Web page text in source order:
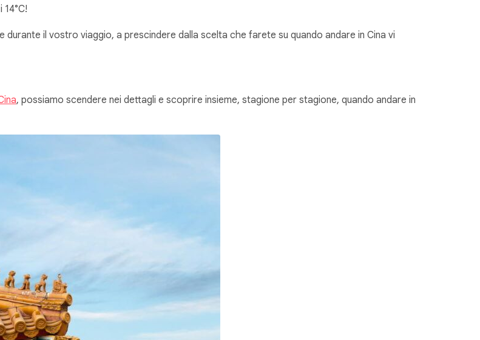
il vostro viaggio, a prescindere dalla scelta che farete su quando andare in Cina vi
, possiamo scendere nei dettagli e scoprire insieme, stagione per stagione, quando andare in